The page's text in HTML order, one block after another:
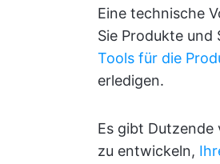
Eine technische
Sie Produkte
Tools für die
erledigen.
Es gibt Dutzende
zu entwickeln,